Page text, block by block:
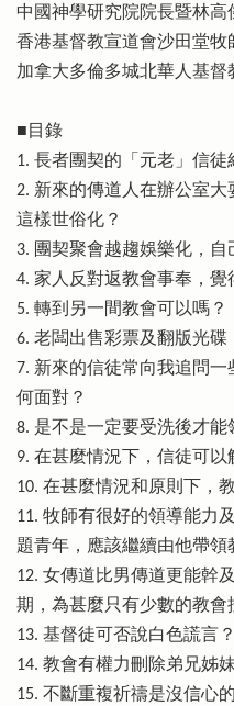
中國神學研究院院長暨林高
香港基督教宣道會沙田堂牧
加拿大多倫多城北華人基督
■目錄
1. 長者團契的「元老」信
2. 新來的傳道人在辦公室
這樣世俗化？
3. 團契聚會越趨娛樂化，自
4. 家人反對返教會事奉，覺
5. 轉到另一間教會可以嗎？
6. 老闆出售彩票及翻版光碟
7. 新來的信徒常向我追問
何面對？
8. 是不是一定要受洗後才能
9. 在甚麼情況下，信徒可以
10. 在甚麼情況和原則下，
11. 牧師有很好的領導能力
題青年，應該繼續由他帶領
12. 女傳道比男傳道更能幹
期，為甚麼只有少數的教會
13. 基督徒可否說白色謊言
14. 教會有權力刪除弟兄姊
15. 不斷重複祈禱是沒信心